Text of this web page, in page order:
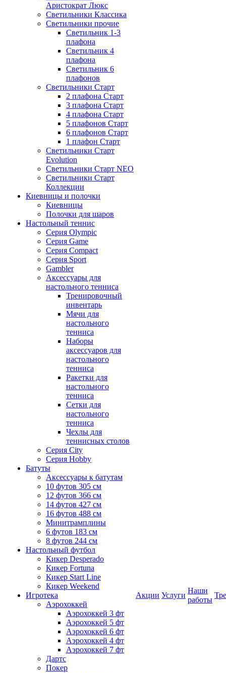
Аристократ Люкс
Светильники Классика
Светильники прочие
Светильник 1-3
плафона
Светильник 4
плафона
Светильник 6
плафонов
Светильники Старт
2 плафона Старт
3 плафона Старт
4 плафона Старт
5 плафонов Старт
6 плафонов Старт
1 плафон Старт
Светильники Старт
Evolution
Светильники Старт NEO
Светильники Старт
Коллекции
Киевницы и полочки
Киевницы
Полочки для шаров
Настольный теннис
Серия Olympic
Серия Game
Серия Compact
Серия Sport
Gambler
Аксессуары для
настольного тенниса
Тренировочный
инвентарь
Мячи для
настольного
тенниса
Наборы
аксессуаров для
настольного
тенниса
Ракетки для
настольного
тенниса
Сетки для
настольного
тенниса
Чехлы для
теннисных столов
Серия City
Серия Hobby
Батуты
Аксессуары к батутам
10 футов 305 см
12 футов 366 см
14 футов 427 см
16 футов 488 см
Минитрамплины
6 футов 183 см
8 футов 244 см
Настольный футбол
Кикер Desperado
Кикер Fortuna
Кикер Start Line
Кикер Weekend
Игротека
Аэрохоккей
Аэрохоккей 3 фт
Аэрохоккей 5 фт
Аэрохоккей 6 фт
Аэрохоккей 4 фт
Аэрохоккей 7 фт
Дартс
Покер
Акции Услуги
Наши
работы